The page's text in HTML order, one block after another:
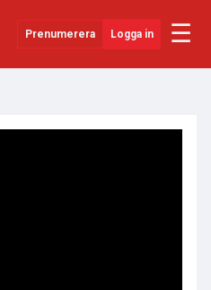
Prenumerera Logga in ☰